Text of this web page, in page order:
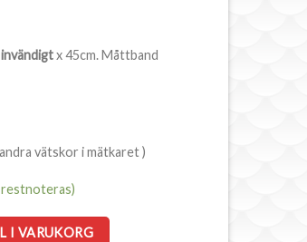
x 45cm. Måttband
vätskor i mätkaret )
restnoteras)
mängd
I VARUKORG